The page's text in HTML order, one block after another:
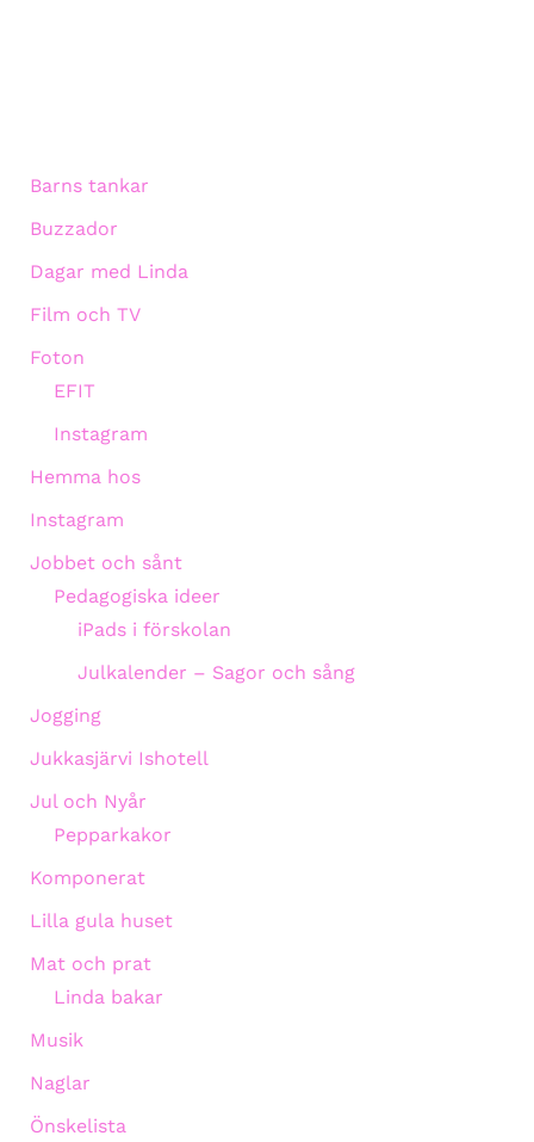
Barns tankar
Buzzador
Dagar med Linda
Film och TV
Foton
EFIT
Instagram
Hemma hos
Instagram
Jobbet och sånt
Pedagogiska ideer
iPads i förskolan
Julkalender – Sagor och sång
Jogging
Jukkasjärvi Ishotell
Jul och Nyår
Pepparkakor
Komponerat
Lilla gula huset
Mat och prat
Linda bakar
Musik
Naglar
Önskelista